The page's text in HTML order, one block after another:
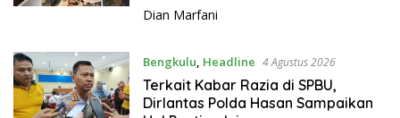
Dian Marfani
Bengkulu Headline 4 Agustus 2026
Terkait Kabar Razia di SPBU,
Dirlantas Polda Hasan Sampaikan